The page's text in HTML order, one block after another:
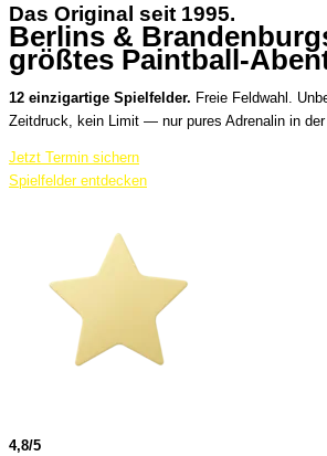
Das Original seit 1995.
Berlins &
größtes Paintball-
12 einzigartige Spielfelder. Freie Feldwahl.
Zeitdruck, kein Limit — nur pures Adrenalin in der
Jetzt Termin sichern
Spielfelder entdecken
4,8/5